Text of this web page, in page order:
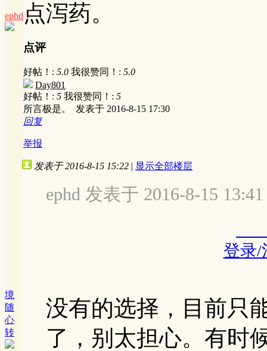
ephd 点泻药。
点评
好帖！: 5.0 我很赞同！: 5.0
Day801
好帖！: 5 我很赞同！: 5
所言极是。 发表于 2016-8-15 17:30
回复
举报
境
随
心
转
发表于 2016-8-15 15:22 | 显示全部楼层
ephd 发表于 2016-8-15 13:41
登录/
没有的选择，目前只
了，别太担心。有时